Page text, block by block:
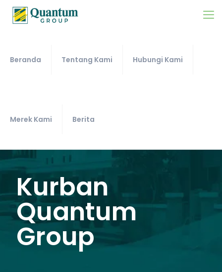
Beranda Tentang Kami Hubungi Kami
Merek Kami Berita
Kurban
Quantum
Group